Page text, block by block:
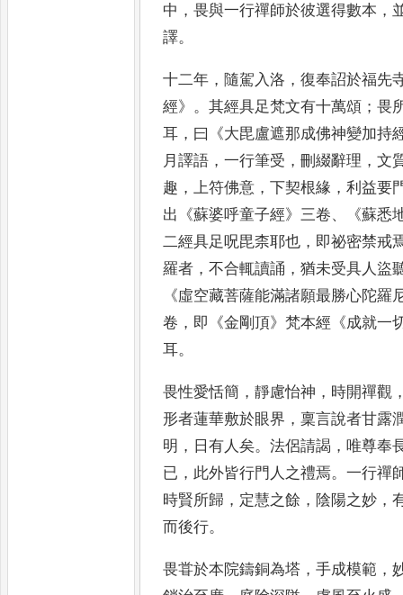
中 ，畏與一行禪師於彼選得數本 ，
譯。
十二年 ， 隨駕入洛 ，復奉詔於福先
經》。其經具足梵文有十萬頌 ；畏
耳 ， 曰 《大毘盧遮那成佛神變加持
月譯語 ，一行筆受 ，刪綴辭理 ，文
趣 ，上符佛意 ，下契根緣 ，利益要
出 《蘇婆呼童子經》三卷、《蘇悉
二經具足呪毘柰耶也 ， 即祕密禁戒
羅者 ，不合輒讀誦 ，猶未受具人盜
《虛空藏菩薩能滿諸願最勝心陀羅
卷 ， 即 《金剛頂》梵本經 《成就一
耳。
畏性愛恬簡 ，靜慮怡神 ， 時開禪觀
形者蓮華敷於眼界 ，稟言說者甘露
明 ， 日有人矣。法侶請謁 ，唯尊奉
已 ， 此外皆行門人之禮焉。一行禪
時賢所歸 ， 定慧之餘 ， 陰陽之妙 ，
而後行。
畏甞於本院鑄銅為塔 ，手成模範 ，